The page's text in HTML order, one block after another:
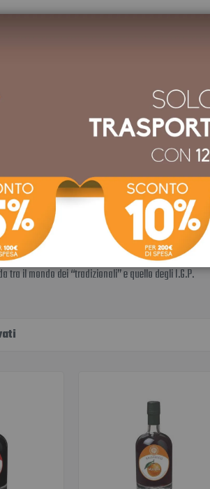
alle aziende agricole di comporre un
di Modena I.G.P.”, una percentuale di mosto
il mondo dei “tradizionali” e quello degli I.G.P.